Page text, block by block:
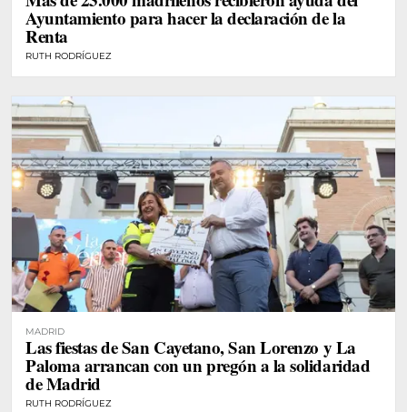
Ayuntamiento para hacer la declaración de la
Renta
RUTH RODRÍGUEZ
MADRID
Las fiestas de San Cayetano, San Lorenzo y La
Paloma arrancan con un pregón a la solidaridad
de Madrid
RUTH RODRÍGUEZ